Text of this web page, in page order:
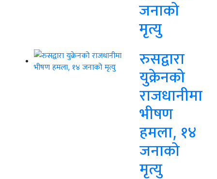
जनाको
मृत्यु
रुसद्वारा
युक्रेनको
राजधानीमा
भीषण
हमला, १४
जनाको
मृत्यु